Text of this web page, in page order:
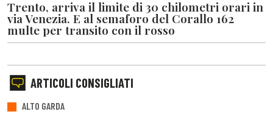
Trento, arriva il limite di 30 chilometri orari in
via Venezia. E al semaforo del Corallo 162
multe per transito con il rosso
ARTICOLI CONSIGLIATI
ALTO GARDA